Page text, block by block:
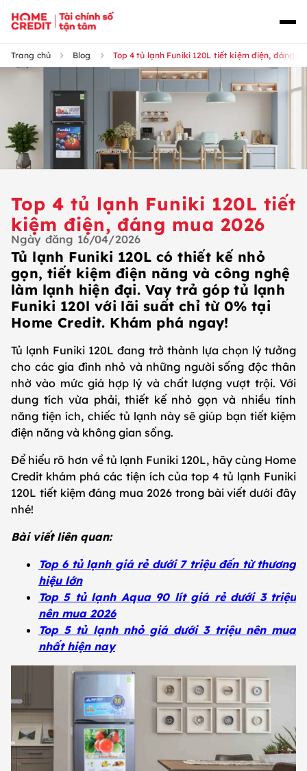
Trang chủ Blog Top 4 tủ lạnh Funiki 120L tiết kiệm điện, đáng
Top 4 tủ lạnh Funiki 120L tiết
kiệm điện, đáng mua 2026
Ngày đăng 16/04/2026
Tủ lạnh Funiki 120L có thiết kế nhỏ
gọn, tiết kiệm điện năng và công nghệ
làm lạnh hiện đại. Vay trả góp tủ lạnh
Funiki 120l với lãi suất chỉ từ 0% tại
Home Credit. Khám phá ngay!
Tủ lạnh Funiki 120L đang trở thành lựa chọn lý tưởng
cho các gia đình nhỏ và những người sống độc thân
nhờ vào mức giá hợp lý và chất lượng vượt trội. Với
dung tích vừa phải, thiết kế nhỏ gọn và nhiều tính
năng tiện ích, chiếc tủ lạnh này sẽ giúp bạn tiết kiệm
điện năng và không gian sống.
Để hiểu rõ hơn về tủ lạnh Funiki 120L, hãy cùng Home
Credit khám phá các tiện ích của top 4 tủ lạnh Funiki
120L tiết kiệm đáng mua 2026 trong bài viết dưới đây
nhé!
Bài viết liên quan:
Top 6 tủ lạnh giá rẻ dưới 7 triệu đến từ thương
hiệu lớn
Top 5 tủ lạnh Aqua 90 lít giá rẻ dưới 3 triệu
nên mua 2026
Top 5 tủ lạnh nhỏ giá dưới 3 triệu nên mua
nhất hiện nay